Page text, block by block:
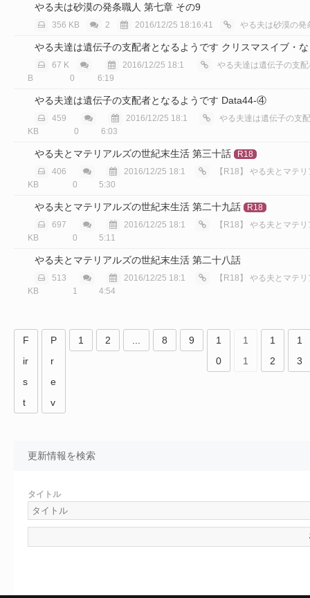
やる夫は砂漠の発条職人 第七章 その9
356 KB 2 2016/12/25 18:16:41 やる夫は砂漠の発
やる夫達は遺伝子の支配者となるようです クリスマスイブ・
67 K
B
0
2016/12/25 18:1
6:19
やる夫達は遺伝子の支配者と
やる夫達は遺伝子の支配者となるようです Data44-④
459
KB
0
2016/12/25 18:1
6:03
やる夫達は遺伝子の支配者と
やる夫とマテリアルズの世紀末生活 第三十話
R18
406
KB
0
2016/12/25 18:1
5:30
【R18】 やる夫とマテリアルズ
やる夫とマテリアルズの世紀末生活 第二十九話
R18
697
KB
0
2016/12/25 18:1
5:11
【R18】 やる夫とマテリアルズ
やる夫とマテリアルズの世紀末生活 第二十八話
513
KB
1
2016/12/25 18:1
4:54
【R18】 やる夫とマテリアルズ
F
ir
s
t
P
r
e
v
1 2 8 9
1
0
1
1
1
2
1
3
更新情報を検索
タイトル